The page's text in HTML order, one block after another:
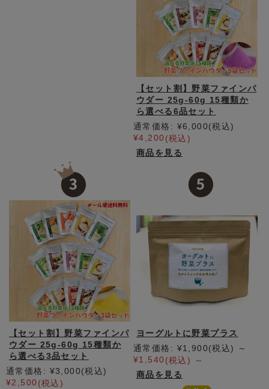
【セット割】野菜ファインパ
ウダー 25g-60g 15種類か
ら選べる6品セット
通常価格: ¥6,000(税込)
¥4,200 (税込)
商品を見る
【セット割】野菜ファインパ
ウダー 25g-60g 15種類か
ら選べる3品セット
通常価格: ¥3,000(税込)
¥2,500 (税込)
ヨーグルトに野菜プラス
通常価格: ¥1,900(税込)
～
¥1,540 (税込)
～
商品を見る